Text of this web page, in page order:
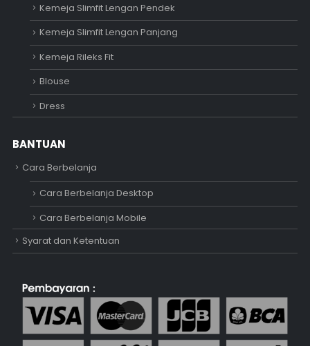
Kemeja Slimfit Lengan Pendek
Kemeja Slimfit Lengan Panjang
Kemeja Rileks Fit
Blouse
Dress
BANTUAN
Cara Berbelanja
Cara Berbelanja Desktop
Cara Berbelanja Mobile
Syarat dan Ketentuan